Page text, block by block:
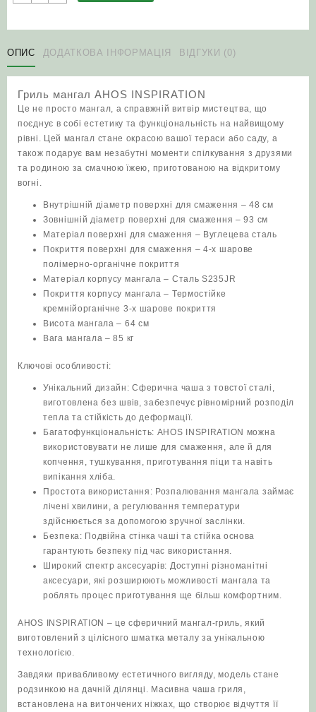
мангал
кількість
ОПИС ДОДАТКОВА ІНФОРМАЦІЯ ВІДГУКИ (0)
Гриль мангал AHOS INSPIRATION
Це не просто мангал, а справжній витвір мистецтва, що
поєднує в собі естетику та функціональність на найвищому
рівні. Цей мангал стане окрасою вашої тераси або саду, а
також подарує вам незабутні моменти спілкування з друзями
та родиною за смачною їжею, приготованою на відкритому
вогні.
Внутрішній діаметр поверхні для смаження – 48 см
Зовнішній діаметр поверхні для смаження – 93 см
Матеріал поверхні для смаження – Вуглецева сталь
Покриття поверхні для смаження – 4-х шарове
полімерно-органічне покриття
Матеріал корпусу мангала – Сталь S235JR
Покриття корпусу мангала – Термостійке
кремнійорганічне 3-х шарове покриття
Висота мангала – 64 см
Вага мангала – 85 кг
Ключові особливості:
Унікальний дизайн: Сферична чаша з товстої сталі,
виготовлена без швів, забезпечує рівномірний розподіл
тепла та стійкість до деформації.
Багатофункціональність: AHOS INSPIRATION можна
використовувати не лише для смаження, але й для
копчення, тушкування, приготування піци та навіть
випікання хліба.
Простота використання: Розпалювання мангала займає
лічені хвилини, а регулювання температури
здійснюється за допомогою зручної заслінки.
Безпека: Подвійна стінка чаші та стійка основа
гарантують безпеку під час використання.
Широкий спектр аксесуарів: Доступні різноманітні
аксесуари, які розширюють можливості мангала та
роблять процес приготування ще більш комфортним.
AHOS INSPIRATION – це сферичний мангал-гриль, який
виготовлений з цілісного шматка металу за унікальною
технологією.
Завдяки привабливому естетичного вигляду, модель стане
родзинкою на дачній ділянці. Масивна чаша гриля,
встановлена ​​на витончених ніжках, що створює відчуття її